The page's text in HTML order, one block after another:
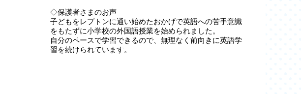
◇保護者さまのお声
子どもをレプトンに通い始めたおかげで英語への苦手意識
をもたずに小学校の外国語授業を始められました。
自分のペースで学習できるので、無理なく前向きに英語学
習を続けられています。